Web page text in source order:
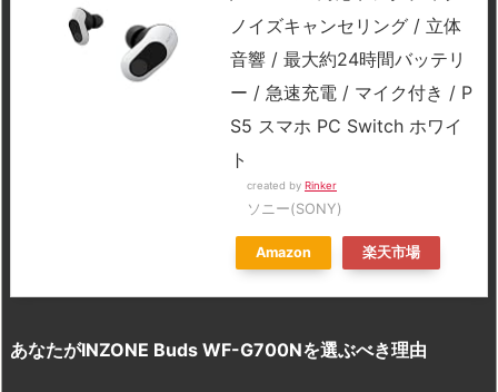
ノイズキャンセリング / 立体
音響 / 最大約24時間バッテリ
ー / 急速充電 / マイク付き / P
S5 スマホ PC Switch ホワイ
ト
created by Rinker
ソニー(SONY)
Amazon 楽天市場
あなたがINZONE Buds WF-G700Nを選ぶべき理由